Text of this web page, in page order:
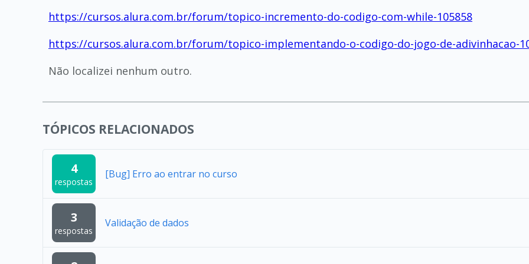
https://cursos.alura.com.br/forum/topico-incremento-do-codigo-com-while-105858
https://cursos.alura.com.br/forum/topico-implementando-o-codigo-do-jogo-de-adivinhacao-
Não localizei nenhum outro.
TÓPICOS RELACIONADOS
4
respostas
[Bug] Erro ao entrar no curso
3
respostas
Validação de dados